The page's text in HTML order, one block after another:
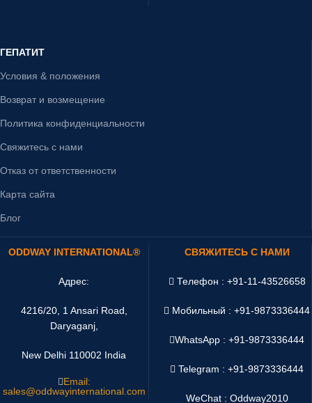
ГЕПАТИТ
Условия & положения
Возврат и возмещение
Политика конфиденциальности
Свяжитесь с нами
Отказ от ответственности
Карта сайта
Блог
ODDWAY INTERNATIONAL®
Адрес:
4216/20, 1 Ansari Road,
Daryaganj,
New Delhi 110002 India
Email:
sales@oddwayinternational.com
СВЯЖИТЕСЬ С НАМИ
Телефон : +91-11-43526658
Мобильный : +91-9873336444
WhatsApp :+91-9873336444
Telegram : +91-9873336444
WeChat : Oddway2010